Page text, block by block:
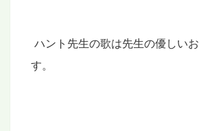
ハント先生の歌は先生の優しい
す。